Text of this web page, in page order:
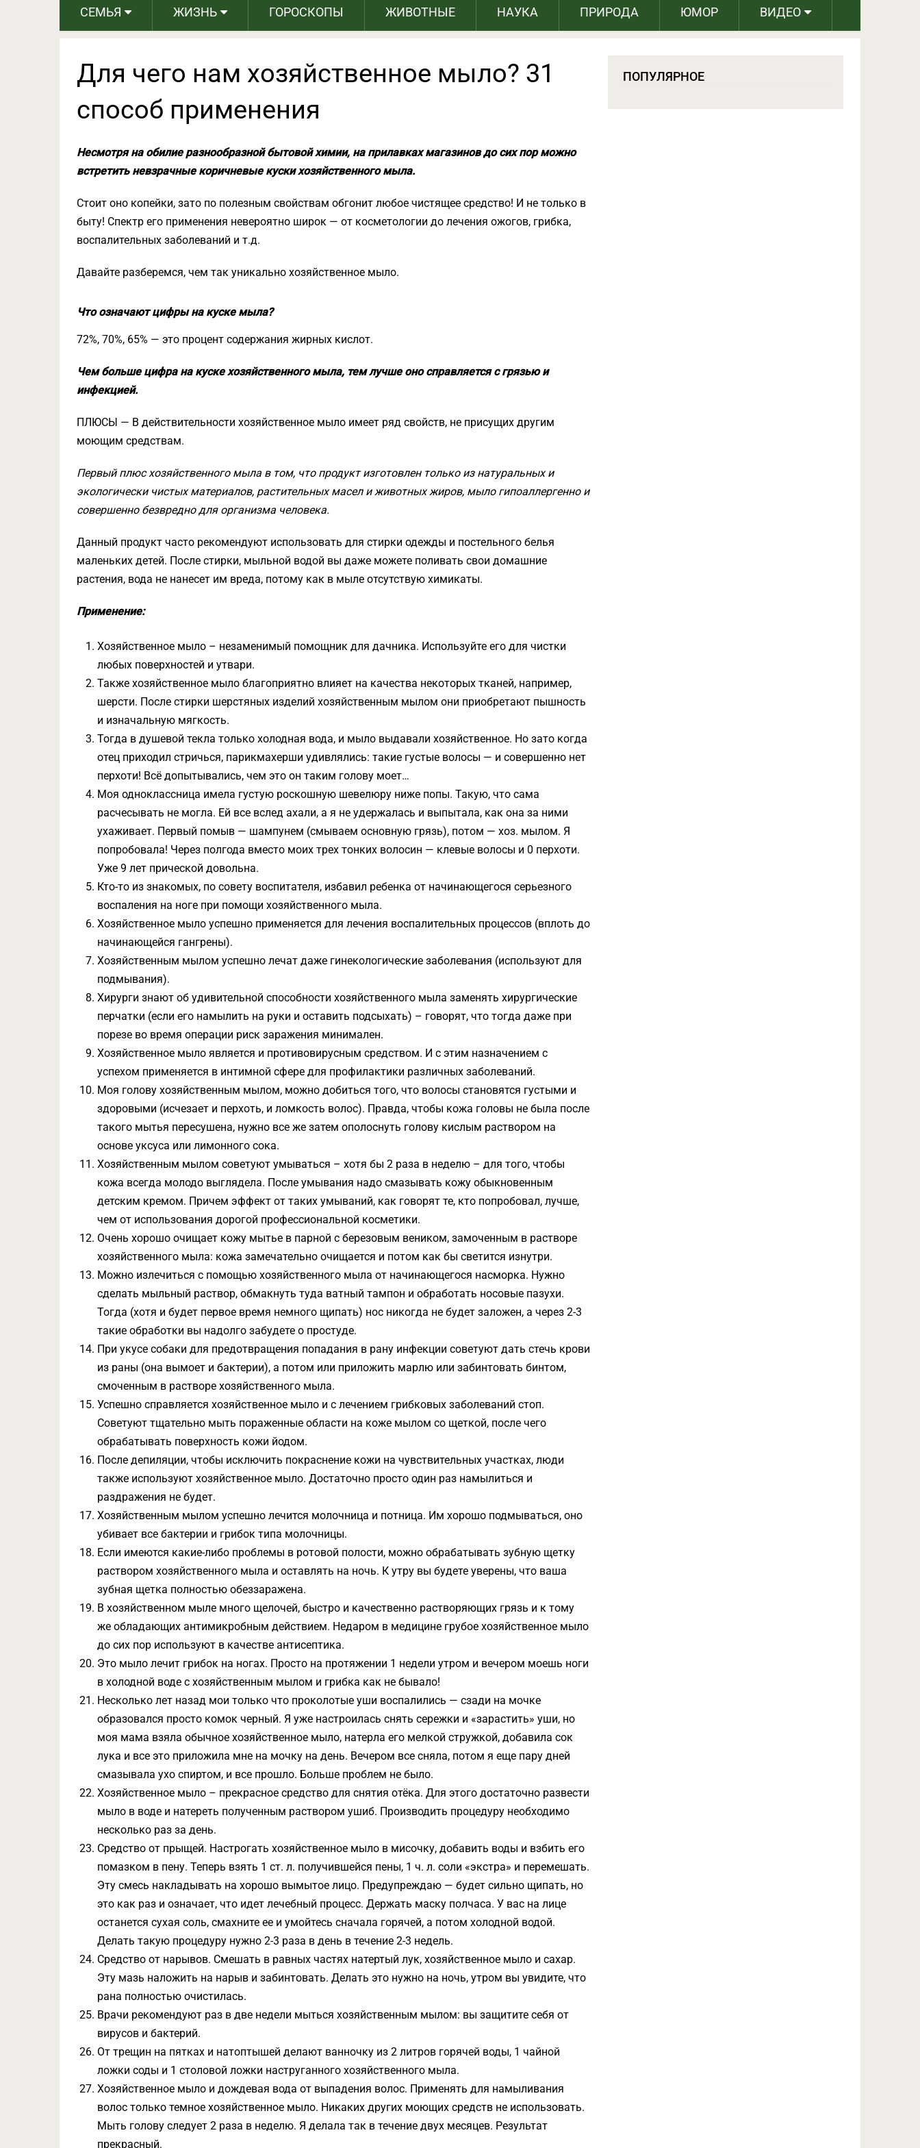
СЕМЬЯ ЖИЗНЬ ГОРОСКОПЫ ЖИВОТНЫЕ НАУКА ПРИРОДА ЮМОР ВИДЕО
Для чего нам хозяйственное мыло? 31
способ применения
Несмотря на обилие разнообразной бытовой химии, на прилавках магазинов до сих пор можно
встретить невзрачные коричневые куски хозяйственного мыла.
Стоит оно копейки, зато по полезным свойствам обгонит любое чистящее средство! И не только в
быту! Спектр его применения невероятно широк — от косметологии до лечения ожогов, грибка,
воспалительных заболеваний и т.д.
Давайте разберемся, чем так уникально хозяйственное мыло.
Что означают цифры на куске мыла?
72%, 70%, 65% — это процент содержания жирных кислот.
Чем больше цифра на куске хозяйственного мыла, тем лучше оно справляется с грязью и
инфекцией.
ПЛЮСЫ — В действительности хозяйственное мыло имеет ряд свойств, не присущих другим
моющим средствам.
Первый плюс хозяйственного мыла в том, что продукт изготовлен только из натуральных и
экологически чистых материалов, растительных масел и животных жиров, мыло гипоаллергенно и
совершенно безвредно для организма человека.
Данный продукт часто рекомендуют использовать для стирки одежды и постельного белья
маленьких детей. После стирки, мыльной водой вы даже можете поливать свои домашние
растения, вода не нанесет им вреда, потому как в мыле отсутствую химикаты.
Применение:
Хозяйственное мыло – незаменимый помощник для дачника. Используйте его для чистки
любых поверхностей и утвари.
Также хозяйственное мыло благоприятно влияет на качества некоторых тканей, например,
шерсти. После стирки шерстяных изделий хозяйственным мылом они приобретают пышность
и изначальную мягкость.
Тогда в душевой текла только холодная вода, и мыло выдавали хозяйственное. Но зато когда
отец приходил стричься, парикмахерши удивлялись: такие густые волосы — и совершенно нет
перхоти! Всё допытывались, чем это он таким голову моет…
Моя одноклассница имела густую роскошную шевелюру ниже попы. Такую, что сама
расчесывать не могла. Ей все вслед ахали, а я не удержалась и выпытала, как она за ними
ухаживает. Первый помыв — шампунем (смываем основную грязь), потом — хоз. мылом. Я
попробовала! Через полгода вместо моих трех тонких волосин — клевые волосы и 0 перхоти.
Уже 9 лет прической довольна.
Кто-то из знакомых, по совету воспитателя, избавил ребенка от начинающегося серьезного
воспаления на ноге при помощи хозяйственного мыла.
Хозяйственное мыло успешно применяется для лечения воспалительных процессов (вплоть до
начинающейся гангрены).
Хозяйственным мылом успешно лечат даже гинекологические заболевания (используют для
подмывания).
Хирурги знают об удивительной способности хозяйственного мыла заменять хирургические
перчатки (если его намылить на руки и оставить подсыхать) – говорят, что тогда даже при
порезе во время операции риск заражения минимален.
Хозяйственное мыло является и противовирусным средством. И с этим назначением с
успехом применяется в интимной сфере для профилактики различных заболеваний.
Моя голову хозяйственным мылом, можно добиться того, что волосы становятся густыми и
здоровыми (исчезает и перхоть, и ломкость волос). Правда, чтобы кожа головы не была после
такого мытья пересушена, нужно все же затем ополоснуть голову кислым раствором на
основе уксуса или лимонного сока.
Хозяйственным мылом советуют умываться – хотя бы 2 раза в неделю – для того, чтобы
кожа всегда молодо выглядела. После умывания надо смазывать кожу обыкновенным
детским кремом. Причем эффект от таких умываний, как говорят те, кто попробовал, лучше,
чем от использования дорогой профессиональной косметики.
Очень хорошо очищает кожу мытье в парной с березовым веником, замоченным в растворе
хозяйственного мыла: кожа замечательно очищается и потом как бы светится изнутри.
Можно излечиться с помощью хозяйственного мыла от начинающегося насморка. Нужно
сделать мыльный раствор, обмакнуть туда ватный тампон и обработать носовые пазухи.
Тогда (хотя и будет первое время немного щипать) нос никогда не будет заложен, а через 2-3
такие обработки вы надолго забудете о простуде.
При укусе собаки для предотвращения попадания в рану инфекции советуют дать стечь крови
из раны (она вымоет и бактерии), а потом или приложить марлю или забинтовать бинтом,
смоченным в растворе хозяйственного мыла.
Успешно справляется хозяйственное мыло и с лечением грибковых заболеваний стоп.
Советуют тщательно мыть пораженные области на коже мылом со щеткой, после чего
обрабатывать поверхность кожи йодом.
После депиляции, чтобы исключить покраснение кожи на чувствительных участках, люди
также используют хозяйственное мыло. Достаточно просто один раз намылиться и
раздражения не будет.
Хозяйственным мылом успешно лечится молочница и потница. Им хорошо подмываться, оно
убивает все бактерии и грибок типа молочницы.
Если имеются какие-либо проблемы в ротовой полости, можно обрабатывать зубную щетку
раствором хозяйственного мыла и оставлять на ночь. К утру вы будете уверены, что ваша
зубная щетка полностью обеззаражена.
В хозяйственном мыле много щелочей, быстро и качественно растворяющих грязь и к тому
же обладающих антимикробным действием. Недаром в медицине грубое хозяйственное мыло
до сих пор используют в качестве антисептика.
Это мыло лечит грибок на ногах. Просто на протяжении 1 недели утром и вечером моешь ноги
в холодной воде с хозяйственным мылом и грибка как не бывало!
Несколько лет назад мои только что проколотые уши воспалились — сзади на мочке
образовался просто комок черный. Я уже настроилась снять сережки и «зарастить» уши, но
моя мама взяла обычное хозяйственное мыло, натерла его мелкой стружкой, добавила сок
лука и все это приложила мне на мочку на день. Вечером все сняла, потом я еще пару дней
смазывала ухо спиртом, и все прошло. Больше проблем не было.
Хозяйственное мыло – прекрасное средство для снятия отёка. Для этого достаточно развести
мыло в воде и натереть полученным раствором ушиб. Производить процедуру необходимо
несколько раз за день.
Средство от прыщей. Настрогать хозяйственное мыло в мисочку, добавить воды и взбить его
помазком в пену. Теперь взять 1 ст. л. получившейся пены, 1 ч. л. соли «экстра» и перемешать.
Эту смесь накладывать на хорошо вымытое лицо. Предупреждаю — будет сильно щипать, но
это как раз и означает, что идет лечебный процесс. Держать маску полчаса. У вас на лице
останется сухая соль, смахните ее и умойтесь сначала горячей, а потом холодной водой.
Делать такую процедуру нужно 2-3 раза в день в течение 2-3 недель.
Средство от нарывов. Смешать в равных частях натертый лук, хозяйственное мыло и сахар.
Эту мазь наложить на нарыв и забинтовать. Делать это нужно на ночь, утром вы увидите, что
рана полностью очистилась.
Врачи рекомендуют раз в две недели мыться хозяйственным мылом: вы защитите себя от
вирусов и бактерий.
От трещин на пятках и натоптышей делают ванночку из 2 литров горячей воды, 1 чайной
ложки соды и 1 столовой ложки наструганного хозяйственного мыла.
Хозяйственное мыло и дождевая вода от выпадения волос. Применять для намыливания
волос только темное хозяйственное мыло. Никаких других моющих средств не использовать.
Мыть голову следует 2 раза в неделю. Я делала так в течение двух месяцев. Результат
прекрасный.
ПОПУЛЯРНОЕ